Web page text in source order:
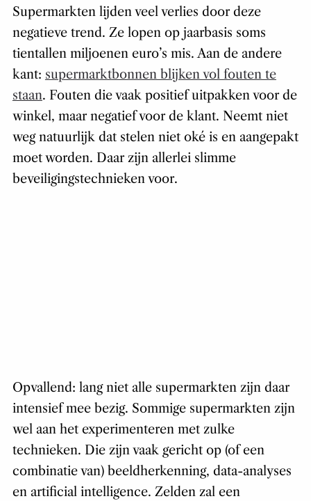
Supermarkten lijden veel verlies door deze
negatieve trend. Ze lopen op jaarbasis soms
tientallen miljoenen euro’s mis. Aan de andere
kant: supermarktbonnen blijken vol fouten te
staan. Fouten die vaak positief uitpakken voor de
winkel, maar negatief voor de klant. Neemt niet
weg natuurlijk dat stelen niet oké is en aangepakt
moet worden. Daar zijn allerlei slimme
beveiligingstechnieken voor.
Opvallend: lang niet alle supermarkten zijn daar
intensief mee bezig. Sommige supermarkten zijn
wel aan het experimenteren met zulke
technieken. Die zijn vaak gericht op (of een
combinatie van) beeldherkenning, data-analyses
en artificial intelligence. Zelden zal een